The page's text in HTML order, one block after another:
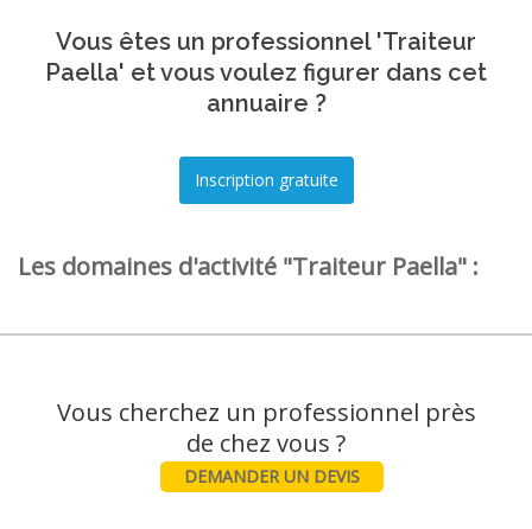
Vous êtes un professionnel 'Traiteur
Paella' et vous voulez figurer dans cet
annuaire ?
Les domaines d'activité "Traiteur Paella" :
Vous cherchez un professionnel près
DEMANDER UN DEVIS